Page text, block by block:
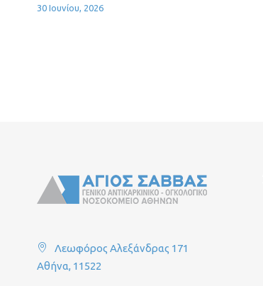
30 Ιουνίου, 2026
Λεωφόρος Αλεξάνδρας 171
Αθήνα, 11522